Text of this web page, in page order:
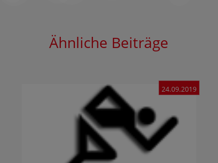
Ähnliche Beiträge
24.09.2019